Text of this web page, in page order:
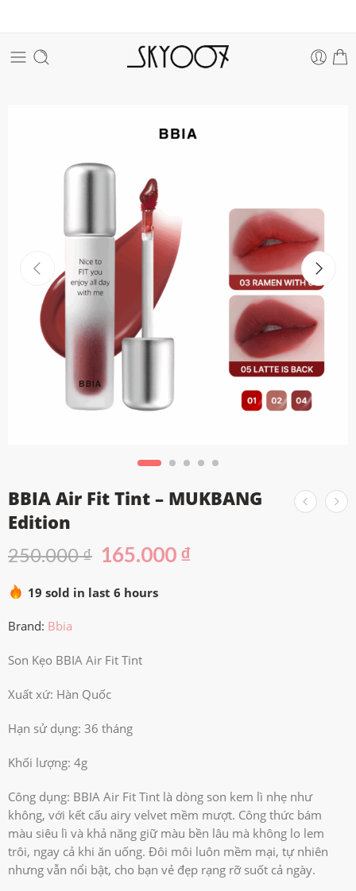
BBIA Air Fit Tint – MUKBANG
Edition
250.000₫ 165.000₫
19 sold in last 6 hours
Brand: Bbia
Son Kẹo BBIA Air Fit Tint
Xuất xứ: Hàn Quốc
Hạn sử dụng: 36 tháng
Khối lượng: 4g
Công dụng: BBIA Air Fit Tint là dòng son kem lì nhẹ như
không, với kết cấu airy velvet mềm mượt. Công thức bám
màu siêu lì và khả năng giữ màu bền lâu mà không lo lem
trôi, ngay cả khi ăn uống. Đôi môi luôn mềm mại, tự nhiên
nhưng vẫn nổi bật, cho bạn vẻ đẹp rạng rỡ suốt cả ngày.